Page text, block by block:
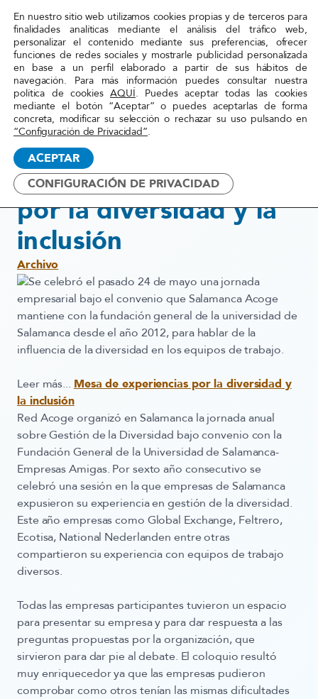
Red
Acoge
Inicio»Actualidad» Mesa de experiencias por la
diversidad y la inclusión
26 mayo, 2017
Mesa de experiencias
por la diversidad y la
inclusión
Archivo
Se celebró el pasado 24 de mayo unajornada
empresarial bajo el convenio que Salamanca Acoge
mantiene con la fundación general de la universidad de
Salamanca desde el año 2012, para hablar de la
influencia de la diversidad en los equipos de trabajo.
Leer más... Mesa de experiencias por la diversidad y
la inclusión
Red Acoge organizó en Salamanca la jornada anual
sobreGestión de la Diversidad bajo convenio con la
Fundación General de la Universidad de Salamanca-
Empresas Amigas. Por sexto año consecutivo se
celebró una sesión en la que empresas de Salamanca
expusieron su experiencia en gestión de la diversidad.
Este año empresas como Global Exchange, Feltrero,
Ecotisa, National Nederlanden entre otras
compartieron su experiencia con equipos de trabajo
diversos.
Todas las empresas participantes tuvieron un espacio
para presentar su empresa y para dar respuesta a las
preguntas propuestas por la organización, que
sirvieron para dar pie al debate. El coloquio resultó
muy enriquecedor ya que las empresas pudieron
comprobar como otros tenían las mismas dificultades
En nuestro sitio web utilizamos cookies propias y de terceros para
finalidades analíticas mediante el análisis del tráfico web,
personalizar el contenido mediante sus preferencias, ofrecer
funciones de redes sociales y mostrarle publicidad personalizada
en base a un perfil elaborado a partir de sus hábitos de
navegación. Para más información puedes consultar nuestra
política de cookiesAQUÍ. Puedes aceptar todas las cookies
mediante el botón “Aceptar” o puedes aceptarlas de forma
concreta, modificar su selección o rechazar su uso pulsando en
“Configuración de Privacidad”.
ACEPTAR
CONFIGURACIÓN DE PRIVACIDAD